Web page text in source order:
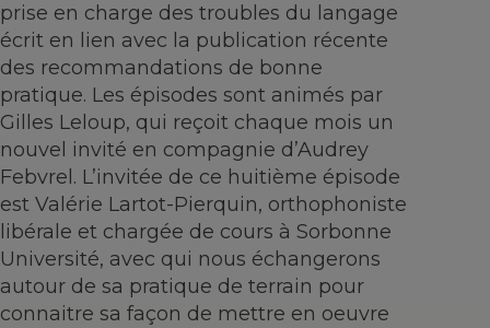
prise en charge des troubles du langage
écrit en lien avec la publication récente
des recommandations de bonne
pratique. Les épisodes sont animés par
Gilles Leloup, qui reçoit chaque mois un
nouvel invité en compagnie d’Audrey
Febvrel. L’invitée de ce huitième épisode
est Valérie Lartot-Pierquin, orthophoniste
libérale et chargée de cours à Sorbonne
Université, avec qui nous échangerons
autour de sa pratique de terrain pour
connaitre sa façon de mettre en oeuvre